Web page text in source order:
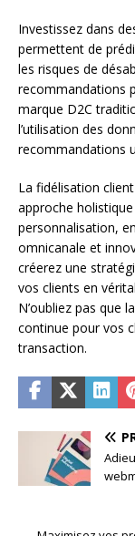
Investissez dans
permettent de
les risques de
recommandations
marque D2C
l’utilisation des
recommandations
La fidélisation
approche
personnalisation,
omnicanale et
créerez une
vos clients en
N’oubliez pas que
continue pour vos
transaction.